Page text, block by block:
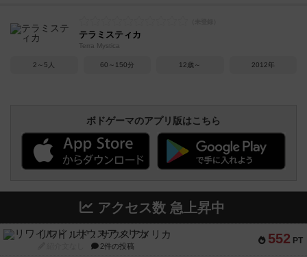
テラミスティカ
Terra Mystica
2～5人 60～150分 12歳～ 2012年
ボドゲーマのアプリ版はこちら
アクセス数 急上昇中
552 PT
リワイルド：サウスアメリカ
2件の投稿